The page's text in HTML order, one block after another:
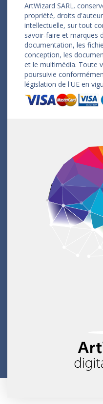
ArtWizard SARL.
propriété, droits
intellectuelle, sur tout
savoir-faire et marques
documentation, les
conception, les
et le multimédia. Toute
poursuivie
législation de l'UE en